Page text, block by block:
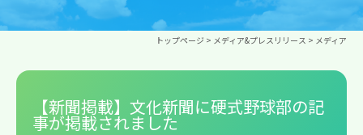
トップページ > メディア&プレスリリース > メディア
【新聞掲載】文化新聞に硬式野球部の記
事が掲載されました